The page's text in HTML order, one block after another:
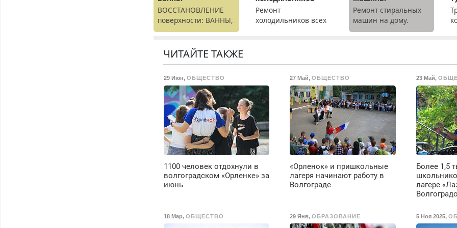
ВОССТАНОВЛЕНИЕ
поверхности: ВАННЫ,
раковины,
скола до полной
реставрации. 100%
Ремонт
холодильников всех
районы. Скидка.
Вызов бесплатный.
Ремонт стиральных
машин на дому.
Выезд и диагностика
ЧИТАЙТЕ ТАКЖЕ
29 Июн,ОБЩЕСТВО
1100 человек отдохнули в
волгоградском «Орленке» за
июнь
27 Май,ОБЩЕСТВО
«Орленок» и пришкольные
лагеря начинают работу в
Волгограде
23 Май,
Более 1,5
лагере
18 Мар,ОБЩЕСТВО 29 Янв,ОБРАЗОВАНИЕ 5 Ноя 2025,